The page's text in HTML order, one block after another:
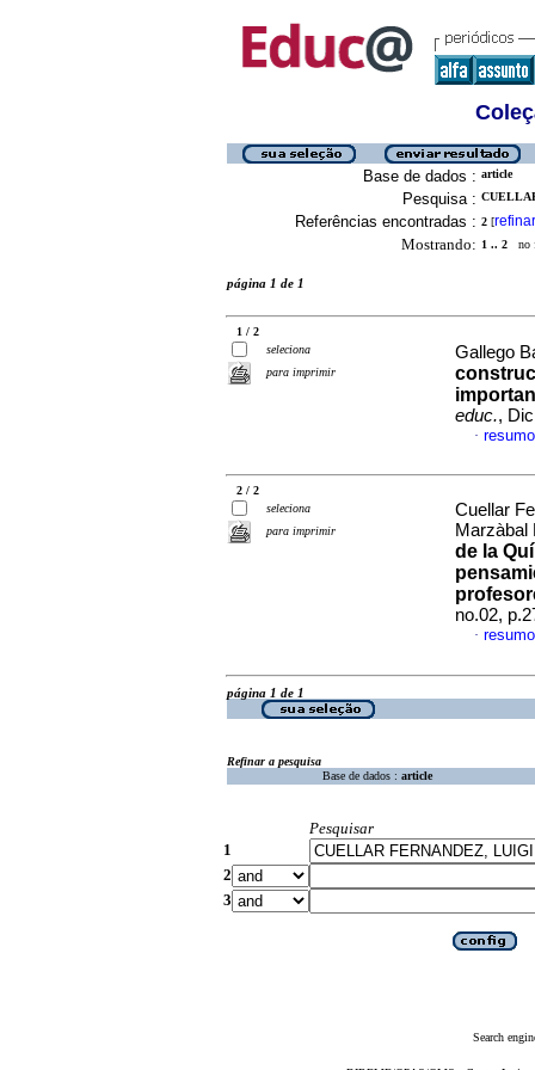
Base de dados : article
Pesquisa :
Referências encontradas : 2 [refinar
Mostrando: 1 .. 2 no
página 1 de 1
1 / 2
seleciona
para imprimir
Gallego
educ.,
·
2 / 2
seleciona
para imprimir
Cuellar
Marzàbal
de la
no.02,
·
página 1 de 1
Refinar a pesquisa
Base de dados : article
Pesquisar
1
2
3
Search